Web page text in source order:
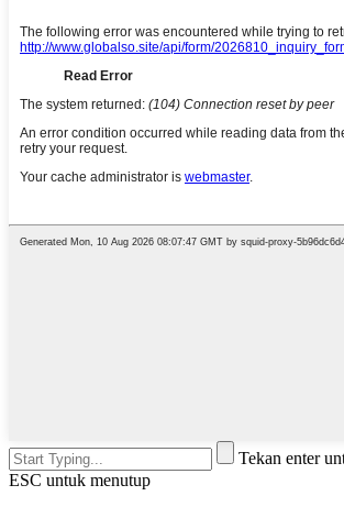
Tekan enter
ESC untuk menutup